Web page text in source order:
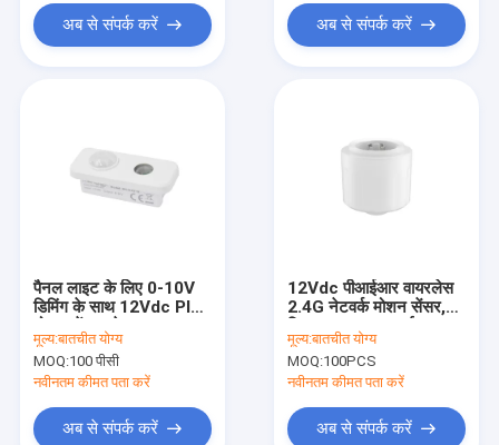
अब से संपर्क करें अब से संपर्क करें
पैनल लाइट के लिए 0-10V
डिमिंग के साथ 12Vdc PIR
मोशन सेंसर, डेलाइट
प्राथमिकता फ़ंक्शन
मूल्य:बातचीत योग्य
MOQ:100 पीसी
नवीनतम कीमत पता करें
अब से संपर्क करें
12Vdc पीआईआर वायरलेस
2.4G नेटवर्क मोशन सेंसर,
दिन का प्रकाश कटाई
उपलब्ध, 12m अधिकतम
स्थापना
मूल्य:बातचीत योग्य
MOQ:100PCS
नवीनतम कीमत पता करें
अब से संपर्क करें